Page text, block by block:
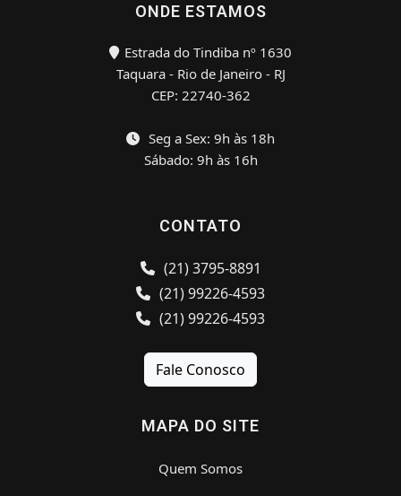
ONDE ESTAMOS
Estrada do Tindiba nº 1630
Taquara - Rio de Janeiro - RJ
CEP: 22740-362
Seg a Sex: 9h às 18h
Sábado: 9h às 16h
CONTATO
(21) 3795-8891
(21) 99226-4593
(21) 99226-4593
Fale Conosco
MAPA DO SITE
Quem Somos